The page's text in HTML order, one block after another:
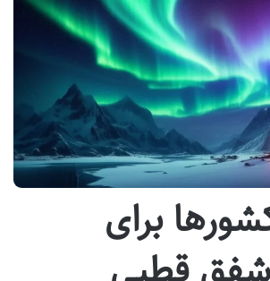
برای